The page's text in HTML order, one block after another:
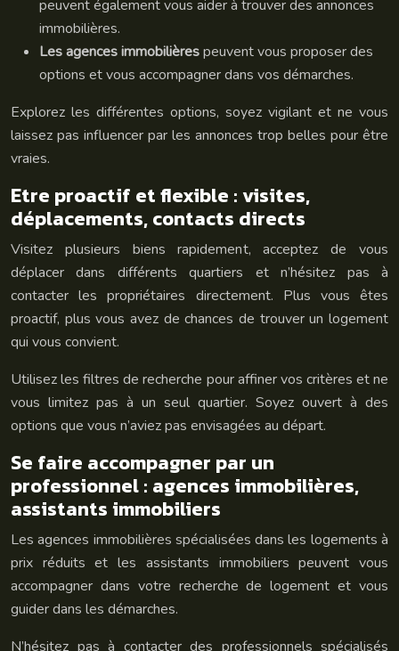
peuvent également vous aider à trouver des annonces
immobilières.
Les agences immobilièrespeuvent vous proposer des
options et vous accompagner dans vos démarches.
Explorez les différentes options, soyez vigilant et ne vous
laissez pas influencer par les annonces trop belles pour être
vraies.
Etre proactif et flexible : visites,
déplacements, contacts directs
Visitez plusieurs biens rapidement, acceptez de vous
déplacer dans différents quartiers et n’hésitez pas à
contacter les propriétaires directement. Plus vous êtes
proactif, plus vous avez de chances de trouver un logement
qui vous convient.
Utilisez les filtres de recherche pour affiner vos critères et ne
vous limitez pas à un seul quartier. Soyez ouvert à des
options que vous n’aviez pas envisagées au départ.
Se faire accompagner par un
professionnel : agences immobilières,
assistants immobiliers
Les agences immobilières spécialisées dans les logements à
prix réduits et les assistants immobiliers peuvent vous
accompagner dans votre recherche de logement et vous
guider dans les démarches.
N’hésitez pas à contacter des professionnels spécialisés